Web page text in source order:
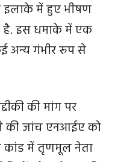
इलाके में हुए भीषण
है. इस धमाके में एक
अन्य गंभीर रूप से
की मांग पर
की जांच एनआईए को
कांड में तृणमूल नेता